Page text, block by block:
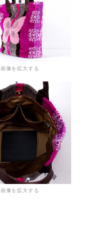
画像を拡大する
画像を拡大する